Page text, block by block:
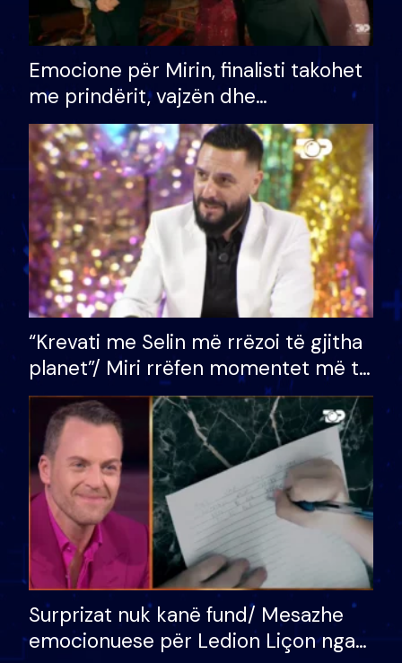
Emocione për Mirin, finalisti takohet
me prindërit, vajzën dhe
bashkëshorten: S’kemi ndonjë letër
divorci apo jo?
“Krevati me Selin më rrëzoi të gjitha
planet”/ Miri rrëfen momentet më të
bukura në shtëpinë e BB VIP: Do më
mungojë zilja e mëngjesit kur…
Surprizat nuk kanë fund/ Mesazhe
emocionuese për Ledion Liçon nga